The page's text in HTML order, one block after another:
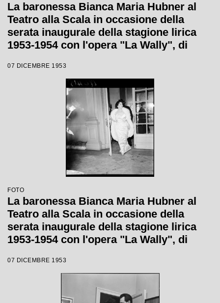
La baronessa Bianca Maria Hubner al
Teatro alla Scala in occasione della
serata inaugurale della stagione lirica
1953-1954 con l'opera "La Wally", di
Giulini, con la regia di Tatiana Pavlova
07 DICEMBRE 1953
FOTO
La baronessa Bianca Maria Hubner al
Teatro alla Scala in occasione della
serata inaugurale della stagione lirica
1953-1954 con l'opera "La Wally", di
Giulini, con la regia di Tatiana Pavlova
07 DICEMBRE 1953